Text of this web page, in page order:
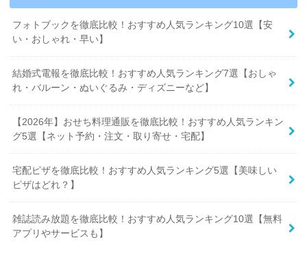
フォトブックを徹底比較！おすすめ人気ランキング10選【安
い・おしゃれ・早い】
結婚式電報を徹底比較！おすすめ人気ランキング7選【おしゃ
れ・バルーン・ぬいぐるみ・ディズニーなど】
【2026年】おせち料理通販を徹底比較！おすすめ人気ランキン
グ5選【ネット予約・注文・取り寄せ・宅配】
宅配ピザを徹底比較！おすすめ人気ランキング5選【美味しい
ピザはどれ？】
雑誌読み放題を徹底比較！おすすめ人気ランキング10選【無料
アプリやサービスも】